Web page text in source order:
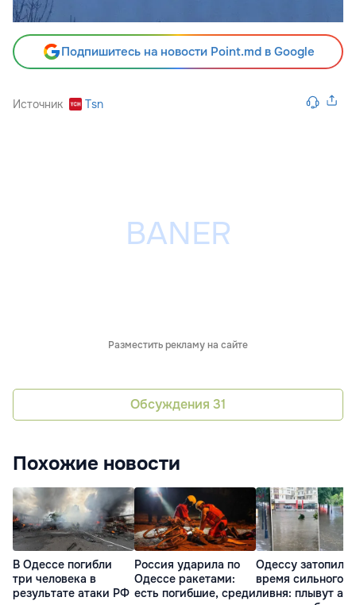
Подпишитесь на новости Point.md в Google
Источник Tsn
Разместить рекламу на сайте
Обсуждения 31
Похожие новости
В Одессе погибли
три человека в
результате атаки РФ
Россия ударила по
Одессе ракетами:
есть погибшие, среди
Одессу затопило
время сильного
ливня: плывут